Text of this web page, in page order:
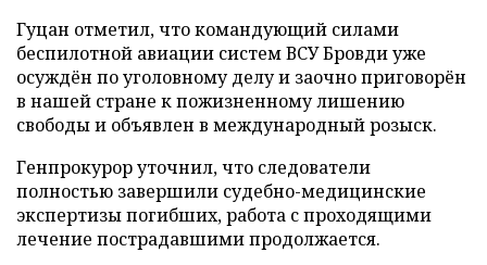
Гуцан отметил, что командующий силами
беспилотной авиации систем ВСУ Бровди уже
осуждён по уголовному делу и заочно приговорён
в нашей стране к пожизненному лишению
свободы и объявлен в международный розыск.
Генпрокурор уточнил, что следователи
полностью завершили судебно-медицинские
экспертизы погибших, работа с проходящими
лечение пострадавшими продолжается.